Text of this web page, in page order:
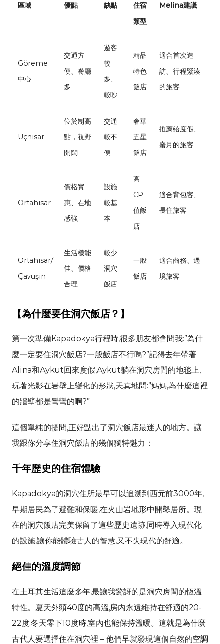
區域 優點 缺點
住宿
類型
Melina建議
Göreme
中心
交通方
便、餐廳
多
遊客
較
多、
較吵
精品
特色
飯店
適合首次造
訪、行程緊湊
的旅客
Uçhisar
位於制高
點，視野
開闊
交通
較不
便
奢華
五星
飯店
推薦給度假、
蜜月的旅客
Ortahisar
價格實
惠、在地
感強
設施
較基
本
高
CP
值飯
店
適合背包客、
長住旅客
Ortahisar/
Çavuşin
生活機能
佳、價格
合理
較少
洞穴
飯店
一般
飯店
適合商務、過
境旅客
【為什麼要住洞穴飯店？】
第一次準備Kapadokya行程時,很多朋友都會問我:”為什
麼一定要住洞穴飯店?一般飯店不行嗎?”記得去年帶著
Alina和Aykut回來度假,Aykut躺在洞穴房間的地毯上,
玩著光影在岩壁上變化的形狀,天真地問:”媽媽,為什麼這裡
的牆壁都是彎彎的啊?”
這個單純的提問,正好點出了洞穴飯店最迷人的地方。讓
我跟你分享住洞穴飯店的幾個獨特魅力：
千年歷史的住宿體驗
Kapadokya的洞穴住所最早可以追溯到西元前3000年,
早期居民為了避難和保暖,在火山岩地形中開鑿居所。現
在的洞穴飯店完美保留了這些歷史遺跡,同時導入現代化
的設施,讓你能體驗古人的智慧,又不失現代的舒適。
絕佳的溫度調節
在土耳其生活這麼多年,最讓我驚訝的是洞穴房間的恆溫
特性。夏天外頭40度的高溫,房內永遠維持在舒適的20-
22度;冬天零下10度時,室內也能保持溫暖。這就是為什麼
古代人要選擇住在洞穴裡 – 他們早就發現這個自然的空調